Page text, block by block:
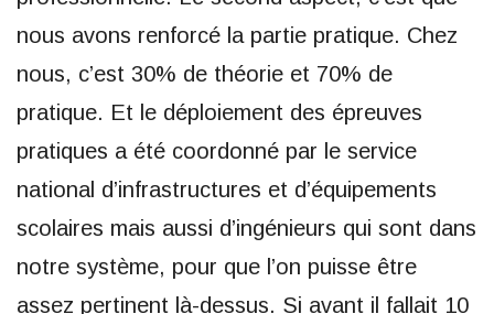
nous avons renforcé la partie pratique. Chez
nous, c’est 30% de théorie et 70% de
pratique. Et le déploiement des épreuves
pratiques a été coordonné par le service
national d’infrastructures et d’équipements
scolaires mais aussi d’ingénieurs qui sont dans
notre système, pour que l’on puisse être
assez pertinent là-dessus. Si avant il fallait 10